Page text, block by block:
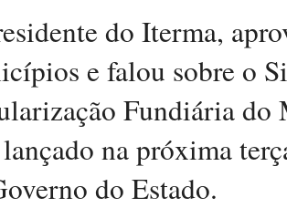
do Iterma,
e falou sobre o
Fundiária do
lançado na próxima
do Estado.